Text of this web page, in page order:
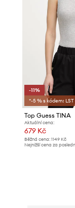
-11%
*-5 % s kódem: LST
Top Guess TINA
Aktuální cena:
679 Kč
Běžná cena: 1149 Kč
Nejnižší cena za